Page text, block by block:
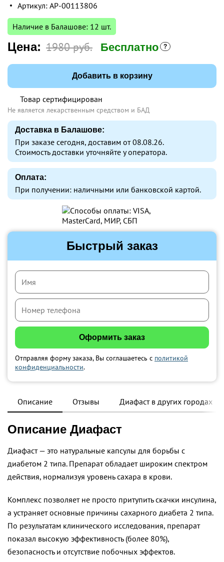
Артикул: AP-00113806
Наличие в Балашове: 12 шт.
Цена: 1980 руб. Бесплатно
Товар сертифицирован
Не является лекарственным средством и БАД
Доставка в Балашове:
При заказе сегодня, доставим от 08.08.26.
Стоимость доставки уточняйте у оператора.
Оплата:
При получении: наличными или банковской картой.
Добавить в корзину
Быстрый заказ
Отправляя форму заказа, Вы соглашаетесь с политикой
конфиденциальности.
Описание Отзывы Диафаст в других городах
Описание Диафаст
Диафаст — это натуральные капсулы для борьбы с
диабетом 2 типа. Препарат обладает широким спектром
действия, нормализуя уровень сахара в крови.
Комплекс позволяет не просто притупить скачки инсулина,
а устраняет основные причины сахарного диабета 2 типа.
По результатам клинического исследования, препарат
показал высокую эффективность (более 80%),
безопасность и отсутствие побочных эффектов.